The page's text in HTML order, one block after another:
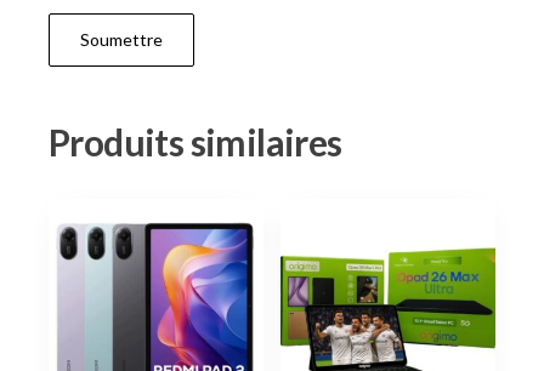
Produits similaires